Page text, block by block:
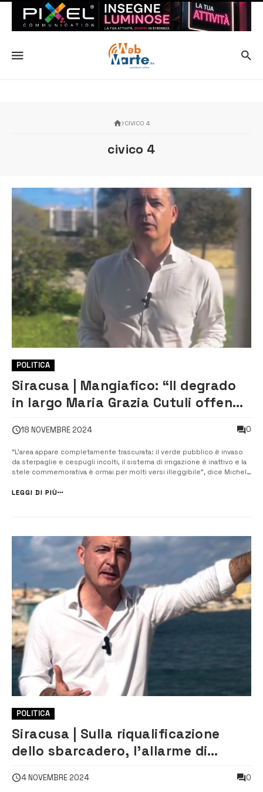
CIVICO 4
civico 4
POLITICA
Siracusa | Mangiafico: “Il degrado
in largo Maria Grazia Cutuli offende
18 NOVEMBRE 2024 0
“L’area appare completamente trascurata: il verde pubblico è invaso
da sterpaglie e cespugli incolti, il sistema di irrigazione è inattivo e la
stele commemorativa è ormai per molti versi illeggibile”, dice Michele
Siracusa. I cittadini, riporta il movimento, hanno segnal...
LEGGI DI PIÙ
POLITICA
Siracusa | Sulla riqualificazione
dello sbarcadero, l’allarme di
4 NOVEMBRE 2024 0